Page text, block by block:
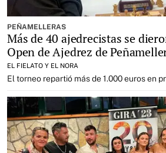
PEÑAMELLERAS
Más de 40 ajedrecistas se
Open de Ajedrez de
EL FIELATO Y EL NORA
El torneo repartió más de 1.000 euros en